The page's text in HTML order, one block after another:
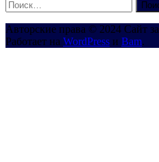
Найти:
Авторские права © 2024 Сайт
Работает на WordPress и Bam.